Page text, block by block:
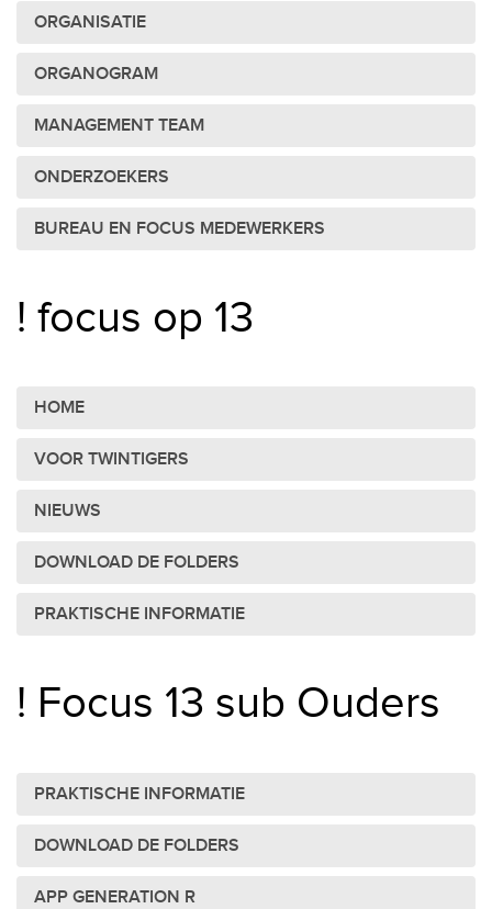
ORGANISATIE
ORGANOGRAM
MANAGEMENT TEAM
ONDERZOEKERS
BUREAU EN FOCUS MEDEWERKERS
! focus op 13
HOME
VOOR TWINTIGERS
NIEUWS
DOWNLOAD DE FOLDERS
PRAKTISCHE INFORMATIE
! Focus 13 sub Ouders
PRAKTISCHE INFORMATIE
DOWNLOAD DE FOLDERS
APP GENERATION R